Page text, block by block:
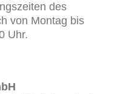
des
von Montag bis
Uhr.